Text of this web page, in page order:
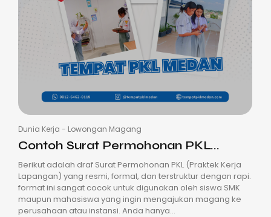
Dunia Kerja - Lowongan Magang
Contoh Surat Permohonan PKL...
Berikut adalah draf Surat Permohonan PKL (Praktek Kerja
Lapangan) yang resmi, formal, dan terstruktur dengan rapi.
format ini sangat cocok untuk digunakan oleh siswa SMK
maupun mahasiswa yang ingin mengajukan magang ke
perusahaan atau instansi. Anda hanya...